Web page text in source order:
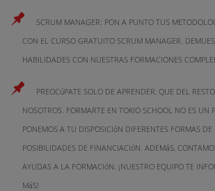
SCRUM MANAGER: PON A PUNTO TUS
CON EL CURSO GRATUITO SCRUM MANAGER.
HABILIDADES CON NUESTRAS FORMACIONES
PREOCúPATE SOLO DE APRENDER, QUE DEL
NOSOTROS. FORMARTE EN TOKIO SCHOOL NO ES UN
PONEMOS A TU DISPOSICIóN DIFERENTES FORMAS DE
POSIBILIDADES DE FINANCIACIóN. ADEMáS,
AYUDAS A LA FORMACIóN. ¡NUESTRO EQUIPO TE
MáS!